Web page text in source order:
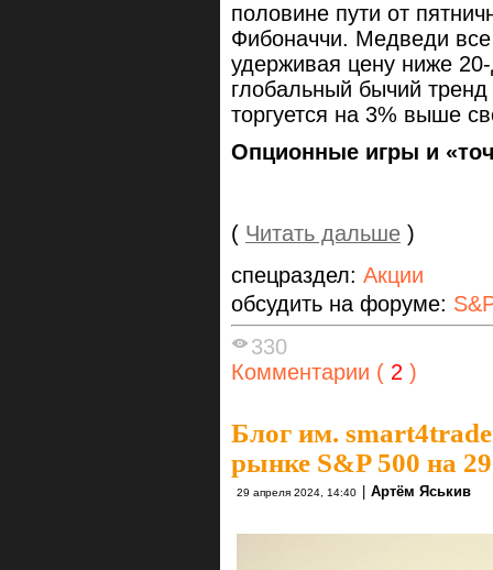
половине пути от
Фибоначчи. Медведи
удерживая цену ниже
глобальный бычий
торгуется на 3% выше
Опционные игры и
( Читать дальше )
спецраздел: Акции
обсудить на форуме:
330
Комментарии ( 2 )
Блог им.
рынке S&P 500 на
29 апреля 2024, 14:40 | Артём Яськив